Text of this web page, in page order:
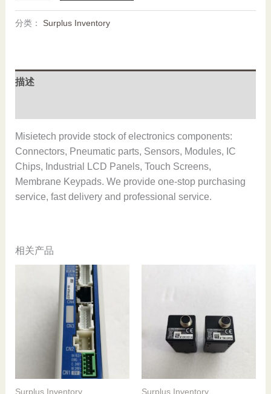
stock
分类： Surplus Inventory
描述
Misietech provide stock of electronics components:
Connectors, Pneumatic parts, Sensors, Modules, IC
Chips, Industrial LCD Panels, Touch Screens,
Membrane Keypads. We provide one-stop purchasing
service, fast delivery and professional service.
相关产品
Surplus Inventory Surplus Inventory